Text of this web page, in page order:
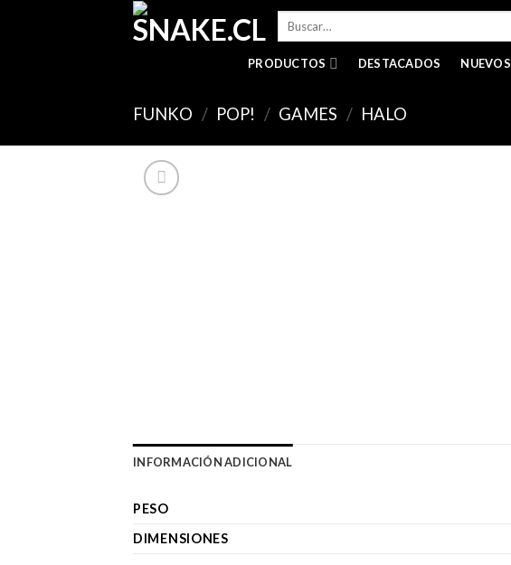
Buscar
PRODUCTOS DESTACADOS NUEVOS
FUNKO / POP! / GAMES / HALO
INFORMACIÓN ADICIONAL
PESO
DIMENSIONES